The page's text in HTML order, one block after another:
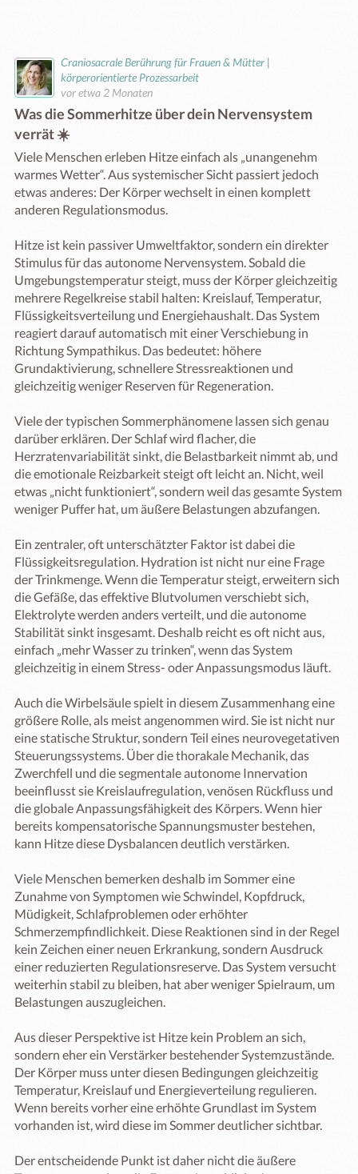
Craniosacrale Berührung für Frauen & Mütter |
körperorientierte Prozessarbeit
vor etwa 2 Monaten
Was die Sommerhitze über dein Nervensystem
verrät ☀️
Viele Menschen erleben Hitze einfach als „unangenehm
warmes Wetter“. Aus systemischer Sicht passiert jedoch
etwas anderes: Der Körper wechselt in einen komplett
anderen Regulationsmodus.
Hitze ist kein passiver Umweltfaktor, sondern ein direkter
Stimulus für das autonome Nervensystem. Sobald die
Umgebungstemperatur steigt, muss der Körper gleichzeitig
mehrere Regelkreise stabil halten: Kreislauf, Temperatur,
Flüssigkeitsverteilung und Energiehaushalt. Das System
reagiert darauf automatisch mit einer Verschiebung in
Richtung Sympathikus. Das bedeutet: höhere
Grundaktivierung, schnellere Stressreaktionen und
gleichzeitig weniger Reserven für Regeneration.
Viele der typischen Sommerphänomene lassen sich genau
darüber erklären. Der Schlaf wird flacher, die
Herzratenvariabilität sinkt, die Belastbarkeit nimmt ab, und
die emotionale Reizbarkeit steigt oft leicht an. Nicht, weil
etwas „nicht funktioniert“, sondern weil das gesamte System
weniger Puffer hat, um äußere Belastungen abzufangen.
Ein zentraler, oft unterschätzter Faktor ist dabei die
Flüssigkeitsregulation. Hydration ist nicht nur eine Frage
der Trinkmenge. Wenn die Temperatur steigt, erweitern sich
die Gefäße, das effektive Blutvolumen verschiebt sich,
Elektrolyte werden anders verteilt, und die autonome
Stabilität sinkt insgesamt. Deshalb reicht es oft nicht aus,
einfach „mehr Wasser zu trinken“, wenn das System
gleichzeitig in einem Stress- oder Anpassungsmodus läuft.
Auch die Wirbelsäule spielt in diesem Zusammenhang eine
größere Rolle, als meist angenommen wird. Sie ist nicht nur
eine statische Struktur, sondern Teil eines neurovegetativen
Steuerungssystems. Über die thorakale Mechanik, das
Zwerchfell und die segmentale autonome Innervation
beeinflusst sie Kreislaufregulation, venösen Rückfluss und
die globale Anpassungsfähigkeit des Körpers. Wenn hier
bereits kompensatorische Spannungsmuster bestehen,
kann Hitze diese Dysbalancen deutlich verstärken.
Viele Menschen bemerken deshalb im Sommer eine
Zunahme von Symptomen wie Schwindel, Kopfdruck,
Müdigkeit, Schlafproblemen oder erhöhter
Schmerzempfindlichkeit. Diese Reaktionen sind in der Regel
kein Zeichen einer neuen Erkrankung, sondern Ausdruck
einer reduzierten Regulationsreserve. Das System versucht
weiterhin stabil zu bleiben, hat aber weniger Spielraum, um
Belastungen auszugleichen.
Aus dieser Perspektive ist Hitze kein Problem an sich,
sondern eher ein Verstärker bestehender Systemzustände.
Der Körper muss unter diesen Bedingungen gleichzeitig
Temperatur, Kreislauf und Energieverteilung regulieren.
Wenn bereits vorher eine erhöhte Grundlast im System
vorhanden ist, wird diese im Sommer deutlicher sichtbar.
Der entscheidende Punkt ist daher nicht die äußere